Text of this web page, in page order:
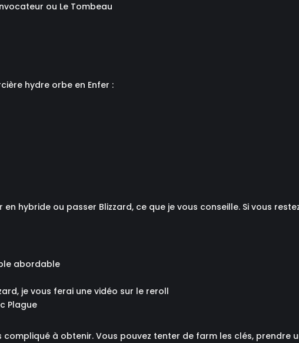
ou Le Tombeau
hydre orbe en Enfer :
hybride ou passer Blizzard, ce que je vous conseille. Si vous
abordable
je vous ferai une vidéo sur le reroll
Plague
à obtenir. Vous pouvez tenter de farm les clés, prendre